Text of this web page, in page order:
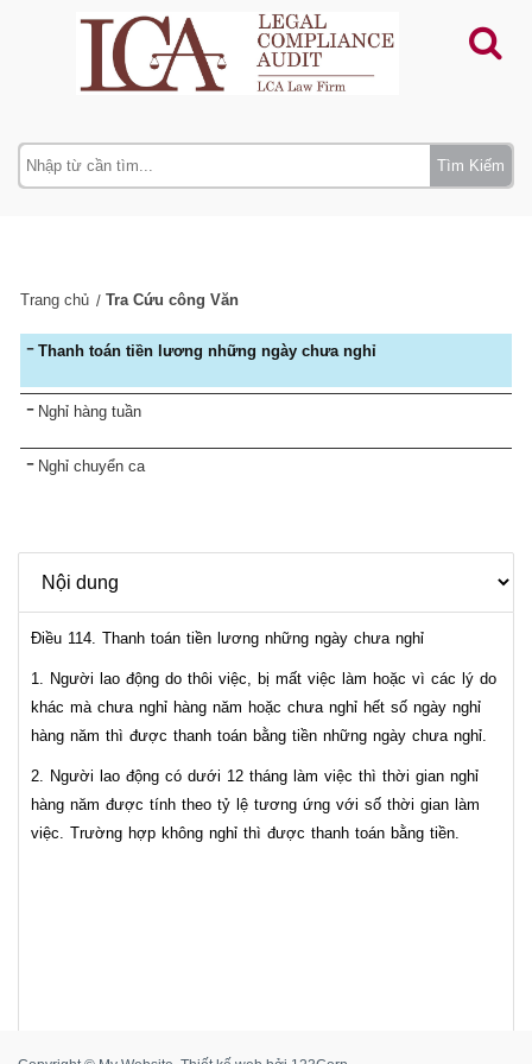
Tìm Kiếm
Trang chủ Tra Cứu công Văn
Thanh toán tiền lương những ngày chưa nghỉ
Nghỉ hàng tuần
Nghỉ chuyển ca
Điều 114. Thanh toán tiền lương những ngày chưa nghỉ
1. Người lao động do thôi việc, bị mất việc làm hoặc vì các lý do
khác mà chưa nghỉ hàng năm hoặc chưa nghỉ hết số ngày nghỉ
hàng năm thì được thanh toán bằng tiền những ngày chưa nghỉ.
2. Người lao động có dưới 12 tháng làm việc thì thời gian nghỉ
hàng năm được tính theo tỷ lệ tương ứng với số thời gian làm
việc. Trường hợp không nghỉ thì được thanh toán bằng tiền.